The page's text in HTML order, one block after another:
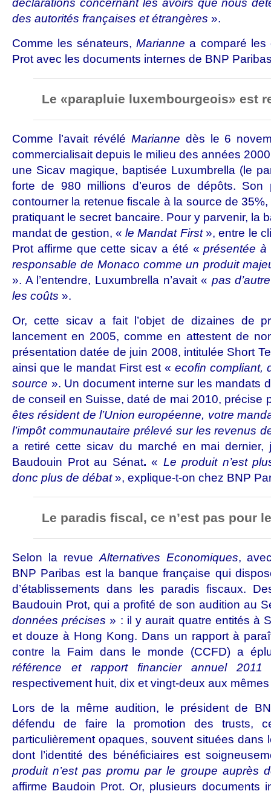
déclarations concernant les avoirs que nous
des autorités françaises et étrangères ».
Comme les sénateurs,Marianne a comparé les
Prot avec les documents internes de BNP
Le «parapluie luxembourgeois» est
Comme l’avait révélé Marianne dès le 6
commercialisait depuis le milieu des années
une Sicav magique, baptisée Luxumbrella (le
forte de 980 millions d’euros de dépôts. Son
contourner la retenue fiscale à la source de
pratiquant le secret bancaire. Pour y parvenir, la
mandat de gestion, «le Mandat First», entre le
Prot affirme que cette sicav a été «présentée
responsable de Monaco comme un produit
». A l’entendre, Luxumbrella n’avait « pas
les coûts ».
Or, cette sicav a fait l’objet de dizaines de
lancement en 2005, comme en attestent de
présentation datée de juin 2008, intitulée Short
ainsi que le mandat First est « ecofin compliant,
source ». Un document interne sur les mandats
de conseil en Suisse, daté de mai 2010, précise
êtes résident de l’Union européenne, votre
l’impôt communautaire prélevé sur les revenus
a retiré cette sicav du marché en mai dernier,
Baudouin Prot au Sénat. « Le produit n’est
donc plus de débat», explique-t-on chez BNP
Le paradis fiscal, ce n’est pas pour
Selon la revue Alternatives Economiques,
BNP Paribas est la banque française qui
d’établissements dans les paradis fiscaux.
Baudouin Prot, qui a profité de son audition au
données précises » : il y aurait quatre entités à
et douze à Hong Kong. Dans un rapport à
contre la Faim dans le monde (CCFD) a
référence et rapport financier annuel 2011
respectivement huit, dix et vingt-deux aux
Lors de la même audition, le président de
défendu de faire la promotion des trusts,
particulièrement opaques, souvent situées dans
dont l’identité des bénéficiaires est
produit n’est pas promu par le groupe auprès
affirme Baudoin Prot. Or, plusieurs documents